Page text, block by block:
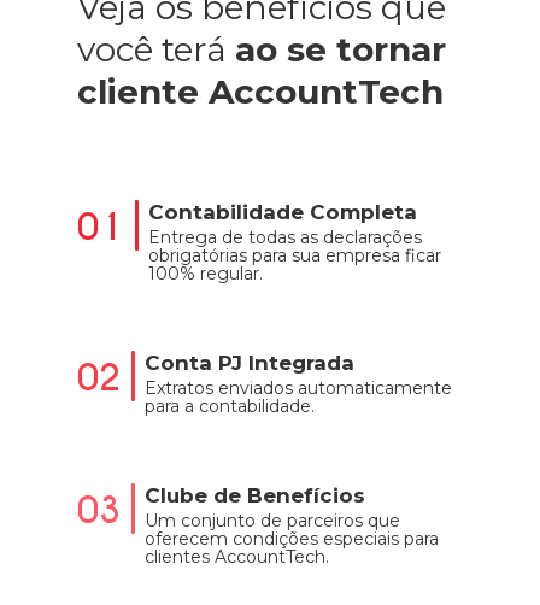
você terá ao se tornar
cliente AccountTech
01 Contabilidade Completa
Entrega de todas as declarações
obrigatórias para sua empresa ficar
100% regular.
02 Conta PJ Integrada
Extratos enviados automaticamente
para a contabilidade.
03 Clube de Benefícios
Um conjunto de parceiros que
oferecem condições especiais para
clientes AccountTech.